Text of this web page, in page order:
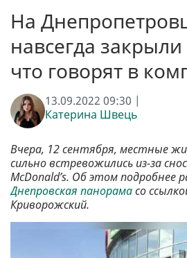
На
навсегда закрыли
что говорят в
13.09.2022 09:30 |
Катерина Швець
Вчера, 12 сентября, местные
сильно встревожились из-за
McDonald’s. Об этом подробнее
Днепровская панорамасо
Криворожский.